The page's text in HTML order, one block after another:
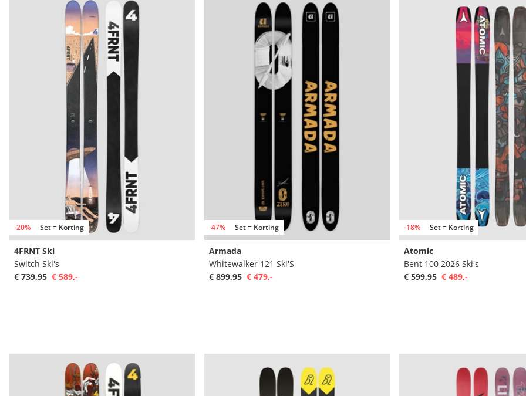
-20% Set = Korting
4FRNT Ski
Switch Ski's
€ 739,95 € 589,-
-47% Set = Korting
Armada
Whitewalker 121 Ski'S
€ 899,95 € 479,-
-18% Set = Korting
Atomic
Bent 100 2026 Ski's
€ 599,95 € 489,-